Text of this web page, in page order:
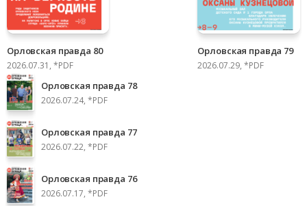
Орловская правда 80
2026.07.31, *PDF
Орловская правда 79
2026.07.29, *PDF
Орловская правда 78
2026.07.24, *PDF
Орловская правда 77
2026.07.22, *PDF
Орловская правда 76
2026.07.17, *PDF